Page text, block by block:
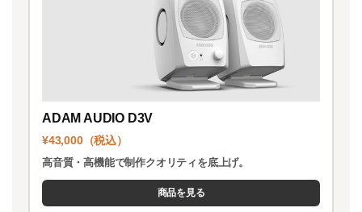
ADAM AUDIO D3V
¥43,000（税込）
高音質・高機能で制作クオリティを底上げ。
商品を見る